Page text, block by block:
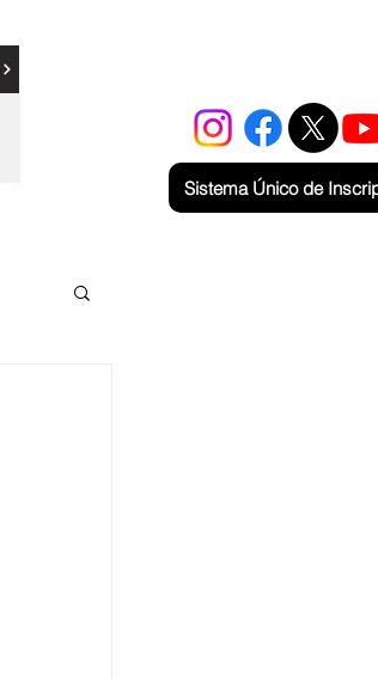
Sistema Único de